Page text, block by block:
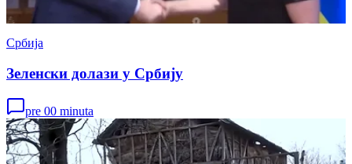
Србија
Зеленски долази у Србију
pre 00 minuta